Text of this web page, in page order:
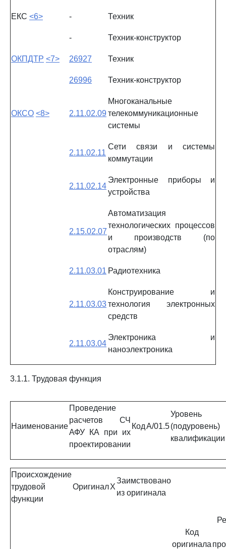
ЕКС <6> - Техник
- Техник-конструктор
ОКПДТР <7> 26927 Техник
26996 Техник-конструктор
ОКСО <8> 2.11.02.09
Многоканальные
телекоммуникационные
системы
2.11.02.11
Сети связи и системы
коммутации
2.11.02.14
Электронные приборы и
устройства
2.15.02.07
Автоматизация
технологических процессов
и производств (по
отраслям)
2.11.03.01 Радиотехника
2.11.03.03
Конструирование и
технология электронных
средств
2.11.03.04
Электроника и
наноэлектроника
3.1.1. Трудовая функция
Наименование
Проведение
расчетов СЧ
АФУ КА при их
проектировании
КодA/01.5
Уровень
(подуровень)
квалификации
Происхождение
трудовой
функции
ОригиналX
Заимствовано
из оригинала
Код
оригинала